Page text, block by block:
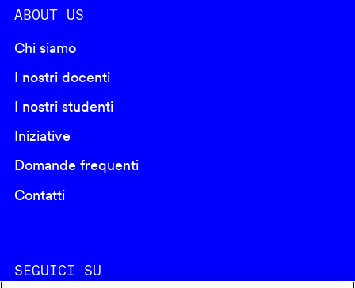
ABOUT US
Chi siamo
I nostri docenti
I nostri studenti
Iniziative
Domande frequenti
Contatti
SEGUICI SU